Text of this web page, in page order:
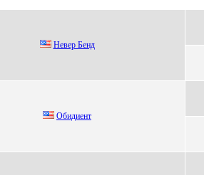
Hевер Бенд
Oбидиeнт